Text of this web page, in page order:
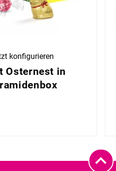
konfigurieren
Osternest in